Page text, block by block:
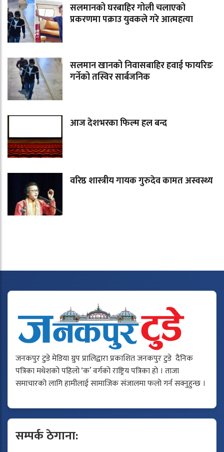
सलमानको घरबाहिर गोली चलाएको
प्रकरणमा पक्राउ युवकले गरे आत्महत्या
सलमान खानको निवासबाहिर हवाई फायरिङ
गर्नेको तस्विर सार्बजनिक
आज देशभरका फिल्म हल बन्द
वरिष्ठ शास्त्रीय गायक गुरुदेव कामत अस्वस्थ्य
जनकपुर टुडे मेडिया ग्रुप प्रालिद्वारा प्रकाशित जनकपुर टुडे दैनिक
पत्रिका मधेशको पहिलो ‘क’ वर्गको राष्ट्रिय पत्रिका हो । ताजा
समाचारको लागि हामीलाई सामाजिक संजालमा फलो गर्न सक्नुहुन्छ ।
सम्पर्क ठेगाना: